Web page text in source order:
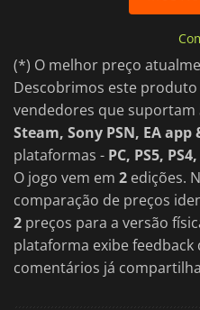
(*) O melhor preço
Descobrimos este
vendedores que suportam
Steam, Sony PSN, EA app
plataformas - PC, PS5,
O jogo vem em 2 edições.
comparação de preços
2 preços para a versão
plataforma exibe feedback
comentários já